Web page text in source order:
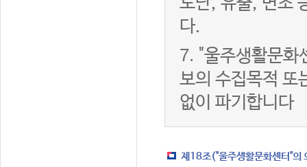
다.
7. "울주생활문화
보의 수집목적 또
없이 파기합니다
제18조("울주생활문화센터"의